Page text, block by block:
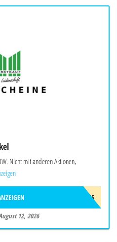
Nicht mit anderen Aktionen,
W-WMK-15
12, 2026